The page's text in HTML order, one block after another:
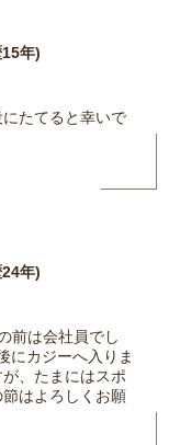
年)
たてると幸いで
年)
前は会社員でし
にカジーへ入りま
、たまにはスポ
はよろしくお願